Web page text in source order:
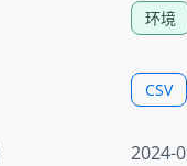
环境
CSV
2024-